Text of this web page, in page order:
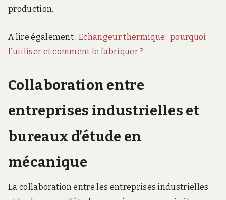
production.
A lire également :Echangeur thermique : pourquoi
l’utiliser et comment le fabriquer ?
Collaboration entre
entreprises industrielles et
bureaux d’étude en
mécanique
La collaboration entre les entreprises industrielles